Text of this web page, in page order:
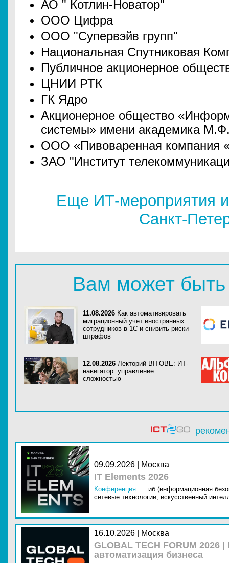
АО " Котлин-Новатор"
ООО Цифра
ООО "Супервэйв групп"
Национальная Спутниковая
Публичное акционерное
ЦНИИ РТК
ГК Ядро
Акционерное общество
системы» имени академика
ООО «Пивоваренная компания
ЗАО "Институт
Еще ИТ-мероприятия
Санкт-
Вам может быть
11.08.2026 Как автоматизировать
миграционный учет иностранных
сотрудников в 1С и снизить риски
штрафов
12.08.2026 Лекторий BITOBE: ИТ-
навигатор: управление
сложностью
09.09.2026 | Москва
IT Elements 2026
Конференция
иб (информационная
сетевые технологии, искусственный
16.10.2026 | Москва
GLOBAL TECH FORUM
автоматизация бизнеса